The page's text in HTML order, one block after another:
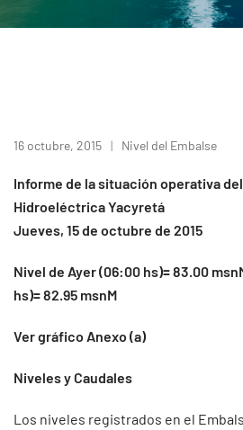
16 octubre, 2015 Nivel del Embalse
Informe de la situación operativa
Hidroeléctrica Yacyretá
Jueves, 15 de octubre de 2015
Nivel de Ayer (06:00 hs)= 83.00
hs)= 82.95 msnM
Ver gráfico Anexo (a)
Niveles y Caudales
Los niveles registrados en el